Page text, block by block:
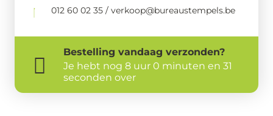
012 60 02 35 / verkoop@bureaustempels.be
Bestelling vandaag verzonden?
Je hebt nog 8 uur 0 minuten en 31
seconden over